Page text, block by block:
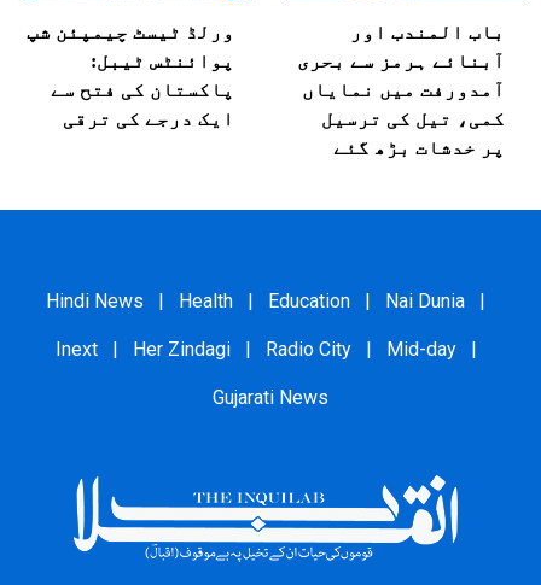
باب المندب اور
آبنائے ہرمز سے بحری
آمدورفت میں نمایاں
کمی، تیل کی ترسیل
پر خدشات بڑھ گئے
ورلڈ ٹیسٹ چیمپئن شپ
پوائنٹس ٹیبل:
پاکستان کی فتح سے
ایک درجے کی ترقی
Hindi News | Health | Education | Nai Dunia |
Inext | Her Zindagi | Radio City | Mid-day |
Gujarati News